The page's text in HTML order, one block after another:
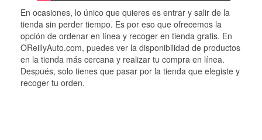
En ocasiones, lo único que quieres es entrar y salir de la
tienda sin perder tiempo. Es por eso que ofrecemos la
opción de ordenar en línea y recoger en tienda gratis. En
OReillyAuto.com, puedes ver la disponibilidad de productos
en la tienda más cercana y realizar tu compra en línea.
Después, solo tienes que pasar por la tienda que elegiste y
recoger tu orden.